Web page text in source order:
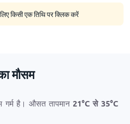
लिए किसी एक तिथि पर क्लिक करें
मौसम
गर्म है। औसत तापमान 21°Cसे35°C